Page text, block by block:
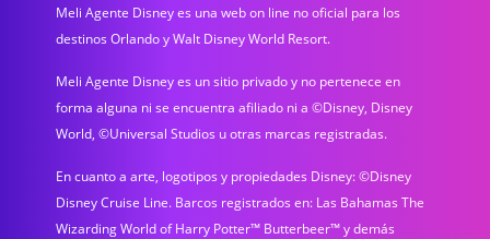
Meli Agente Disney es una web on line no oficial para los
destinos Orlando y Walt Disney World Resort.
Meli Agente Disney es un sitio privado y no pertenece en
forma alguna ni se encuentra afiliado ni a ©Disney, Disney
World, ©Universal Studios u otras marcas registradas.
En cuanto a arte, logotipos y propiedades Disney: ©Disney
Disney Cruise Line. Barcos registrados en: Las Bahamas The
Wizarding World of Harry Potter™ Butterbeer™ y demás